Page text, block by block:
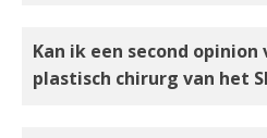
Kan ik een second
plastisch chirurg van het